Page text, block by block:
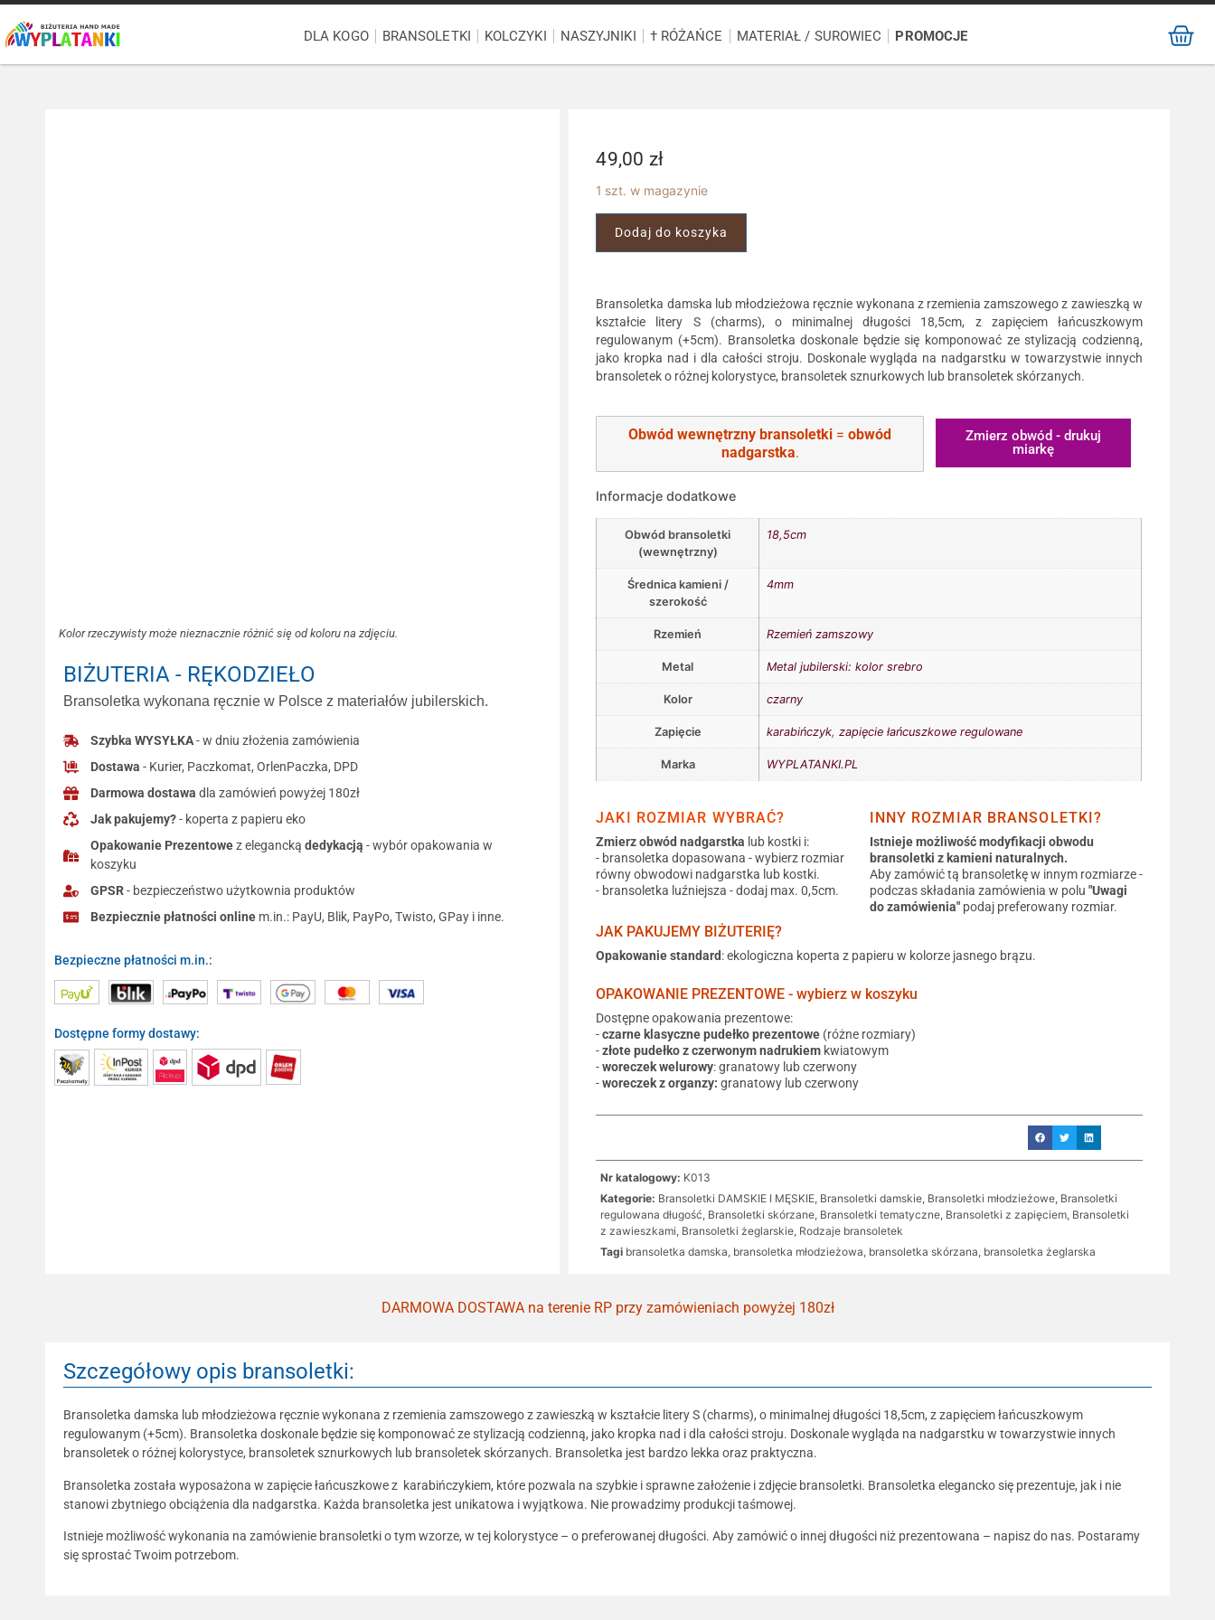
DLA KOGO BRANSOLETKI KOLCZYKI NASZYJNIKI † RÓŻAŃCE MATERIAŁ / SUROWIEC PROMOCJE
Kolor rzeczywisty może nieznacznie różnić się od koloru na zdjęciu.
BIŻUTERIA - RĘKODZIEŁO
Bransoletka wykonana ręcznie w Polsce z materiałów jubilerskich.
Szybka WYSYŁKA- w dniu złożenia zamówienia
Dostawa - Kurier, Paczkomat, OrlenPaczka, DPD
Darmowa dostawa dla zamówień powyżej 180zł
Jak pakujemy?- koperta z papieru eko
Opakowanie Prezentowez eleganckądedykacją - wybór opakowania w
koszyku
GPSR- bezpieczeństwo użytkownia produktów
Bezpiecznie płatności online m.in.: PayU, Blik, PayPo, Twisto, GPay i inne.
Bezpieczne płatności m.in.:
Dostępne formy dostawy:
49,00 zł
1 szt. w magazynie
Dodaj do koszyka
Bransoletka damska lub młodzieżowa ręcznie wykonana z rzemienia zamszowego z zawieszką w
kształcie litery S (charms), o minimalnej długości 18,5cm, z zapięciem łańcuszkowym
regulowanym (+5cm). Bransoletka doskonale będzie się komponować ze stylizacją codzienną,
jako kropka nad i dla całości stroju. Doskonale wygląda na nadgarstku w towarzystwie innych
bransoletek o różnej kolorystyce, bransoletek sznurkowych lub bransoletek skórzanych.
Obwód wewnętrzny bransoletki =obwód
nadgarstka.
Zmierz obwód - drukuj
miarkę
Informacje dodatkowe
Obwód bransoletki
(wewnętrzny)
18,5cm
Średnica kamieni /
szerokość
4mm
Rzemień Rzemień zamszowy
Metal Metal jubilerski: kolor srebro
Kolor czarny
Zapięcie karabińczyk,zapięcie łańcuszkowe regulowane
Marka WYPLATANKI.PL
JAKI ROZMIAR WYBRAĆ?
Zmierz obwód nadgarstka lub kostki i:
- bransoletka dopasowana - wybierz rozmiar
równy obwodowi nadgarstka lub kostki.
- bransoletka luźniejsza - dodaj max. 0,5cm.
INNY ROZMIAR BRANSOLETKI?
Istnieje możliwość modyfikacji obwodu
bransoletki z kamieni naturalnych.
Aby zamówić tą bransoletkę w innym rozmiarze -
podczas składania zamówienia w polu "Uwagi
do zamówienia"podaj preferowany rozmiar.
JAK PAKUJEMY BIŻUTERIĘ?
Opakowanie standard: ekologiczna koperta z papieru w kolorze jasnego brązu.
OPAKOWANIE PREZENTOWE - wybierz w koszyku
Dostępne opakowania prezentowe:
-czarne klasyczne pudełko prezentowe (różne rozmiary)
-złote pudełko z czerwonym nadrukiem kwiatowym
-woreczek welurowy: granatowy lub czerwony
-woreczek z organzy: granatowy lub czerwony
Nr katalogowy: K013
Kategorie: Bransoletki DAMSKIE I MĘSKIE, Bransoletki damskie, Bransoletki młodzieżowe, Bransoletki
regulowana długość, Bransoletki skórzane, Bransoletki tematyczne, Bransoletki z zapięciem, Bransoletki
z zawieszkami, Bransoletki żeglarskie, Rodzaje bransoletek
Tagi bransoletka damska, bransoletka młodzieżowa, bransoletka skórzana, bransoletka żeglarska
DARMOWA DOSTAWA na terenie RP przy zamówieniach powyżej 180zł
Szczegółowy opis bransoletki:
Bransoletka damska lub młodzieżowa ręcznie wykonana z rzemienia zamszowego z zawieszką w kształcie litery S (charms), o minimalnej długości 18,5cm, z zapięciem łańcuszkowym
regulowanym (+5cm). Bransoletka doskonale będzie się komponować ze stylizacją codzienną, jako kropka nad i dla całości stroju. Doskonale wygląda na nadgarstku w towarzystwie innych
bransoletek o różnej kolorystyce, bransoletek sznurkowych lub bransoletek skórzanych. Bransoletka jest bardzo lekka oraz praktyczna.
Bransoletka została wyposażona w zapięcie łańcuszkowe z karabińczykiem, które pozwala na szybkie i sprawne założenie i zdjęcie bransoletki. Bransoletka elegancko się prezentuje, jak i nie
stanowi zbytniego obciążenia dla nadgarstka. Każda bransoletka jest unikatowa i wyjątkowa. Nie prowadzimy produkcji taśmowej.
Istnieje możliwość wykonania na zamówienie bransoletki o tym wzorze, w tej kolorystyce – o preferowanej długości. Aby zamówić o innej długości niż prezentowana – napisz do nas. Postaramy
się sprostać Twoim potrzebom.